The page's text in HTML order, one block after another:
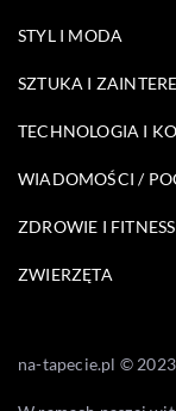
STYL I MODA
SZTUKA I
TECHNOLOGIA I
WIADOMOŚCI /
ZDROWIE I FITNESS
ZWIERZĘTA
na-tapecie.pl ©